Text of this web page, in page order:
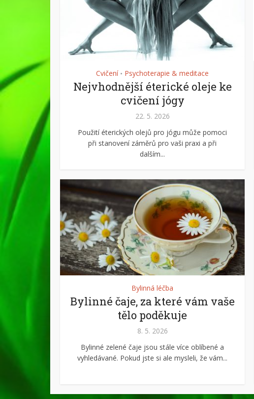
Cvičení • Psychoterapie & meditace
Nejvhodnější éterické oleje ke
cvičení jógy
22. 5. 2026
Použití éterických olejů pro jógu může pomoci
při stanovení záměrů pro vaši praxi a při
dalším...
Bylinná léčba
Bylinné čaje, za které vám vaše
tělo poděkuje
8. 5. 2026
Bylinné zelené čaje jsou stále více oblíbené a
vyhledávané. Pokud jste si ale mysleli, že vám...